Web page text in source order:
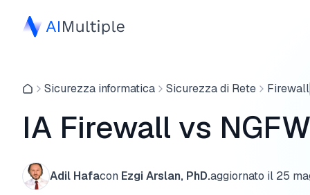
Sicurezza informatica Sicurezza di Rete Firewall
IA Firewall vs
Adil Hafacon Ezgi Arslan, PhD.aggiornato il 25